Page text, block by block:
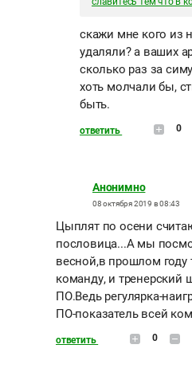
скажи мне кого из
удаляли? а ваших
сколько раз за
хоть молчали бы,
быть.
ответить 0
Анонимно
08 октября 2019 в 08:43
Цыплят по осени
пословица...А мы
весной,в прошлом году
команду, и тренерский
ПО.Ведь регулярка-
ПО-показатель всей
ответить 0